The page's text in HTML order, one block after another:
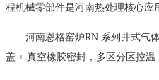
程机械零部件是河南热处理核心
河南恩格窑炉RN 系列井式气
盖 + 真空橡胶密封，多区分区控